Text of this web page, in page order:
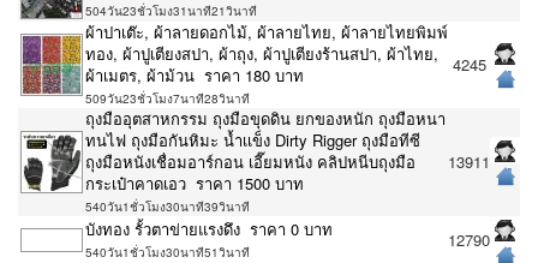
504วัน23ชั่วโมง31นาที21วินาที
ผ้าปาเต๊ะ, ผ้าลายดอกไม้, ผ้าลายไทย, ผ้าลายไทยพิมพ์
ทอง, ผ้าปูเตียงสปา, ผ้าถุง, ผ้าปูเตียงร้านสปา, ผ้าไทย,
ผ้าเมตร, ผ้าม้วน ราคา 180 บาท
509วัน23ชั่วโมง7นาที28วินาที
4245
ถุงมืออุตสาหกรรม ถุงมือขุดดิน ยกของหนัก ถุงมือหนา
ทนไฟ ถุงมือกันหิมะ น้ำเเข็ง Dirty Rigger ถุงมือทีซี
ถุงมือหนังเชื่อมอาร์กอน เอี๊ยมหนัง คลิปหนีบถุงมือ
กระเป๋าคาดเอว ราคา 1500 บาท
540วัน1ชั่วโมง30นาที39วินาที
13911
บังทอง รั้วตาข่ายแรงดึง ราคา 0 บาท
540วัน1ชั่วโมง30นาที51วินาที
12790